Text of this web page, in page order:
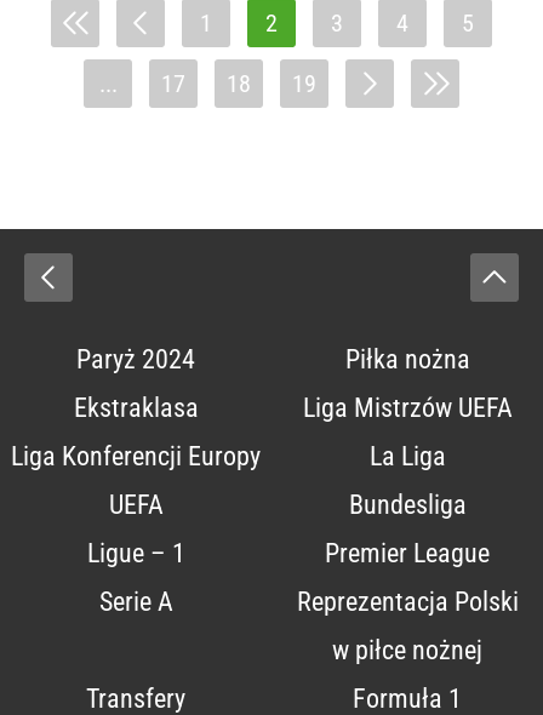
1 2 3 4 5
... 17 18 19
Paryż 2024
Piłka nożna
Ekstraklasa
Liga Mistrzów UEFA
Liga Konferencji Europy
UEFA
La Liga
Bundesliga
Ligue – 1
Premier League
Serie A
Reprezentacja Polski
w piłce nożnej
Transfery
Formuła 1